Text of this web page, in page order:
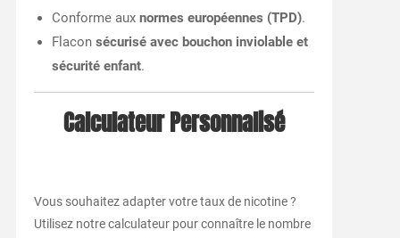
Conforme aux normes européennes (TPD).
Flacon sécurisé avec bouchon inviolable et
sécurité enfant.
Calculateur Personnalisé
Vous souhaitez adapter votre taux de nicotine ?
Utilisez notre calculateur pour connaître le nombre